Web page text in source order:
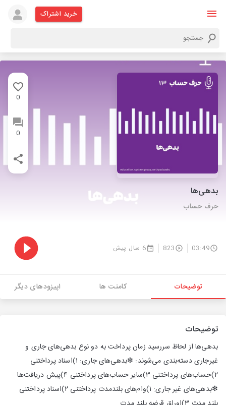
خرید اشتراک
0
0
بدهی‌ها
حرف حساب
03:49
823 6 سال پیش
توضیحات کامنت ها اپیزودهای دیگر
توضیحات
بدهی‌ها از لحاظ سررسید زمان پرداخت به دو نوع بدهی‌های جاری و
غیرجاری دسته‌بندی می‌شوند: ❇بدهی‌های جاری: ۱)اسناد پرداختنی
۲)حساب‌های پرداختنی‌ ۳)سایر حساب‌های پرداختنی ۴)پیش دریافت‌ها
❇بدهی‌های غیر جاری: ۱)وام‌های بلندمدت پرداختنی ۲)اسناد پرداختنی